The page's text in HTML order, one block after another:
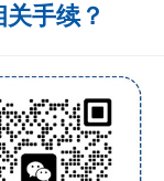
手续？